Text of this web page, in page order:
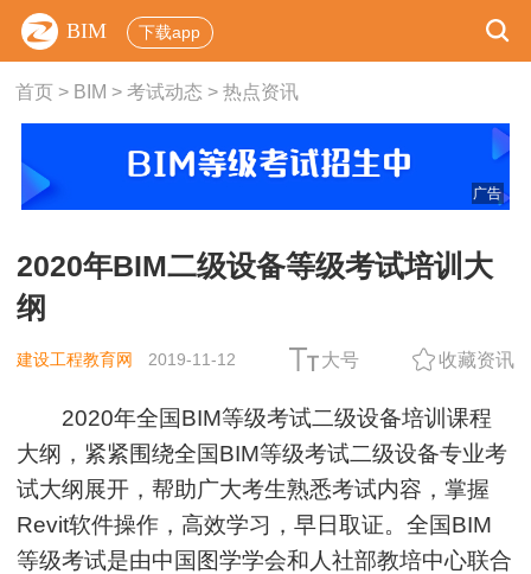
BIM 下载app
首页> BIM > 考试动态 > 热点资讯
广告
2020年BIM二级设备等级考试培训大
纲
建设工程教育网 2019-11-12 大号 收藏资讯
2020年全国BIM等级考试二级设备培训课程
大纲，紧紧围绕全国BIM等级考试二级设备专业考
试大纲展开，帮助广大考生熟悉考试内容，掌握
Revit软件操作，高效学习，早日取证。全国BIM
等级考试是由中国图学学会和人社部教培中心联合